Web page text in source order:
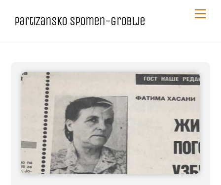
Partizansko spomen-groblje